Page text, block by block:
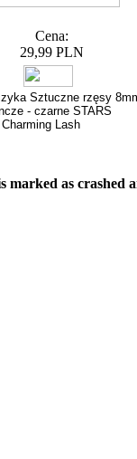
Cena:
29,99 PLN
marked as crashed